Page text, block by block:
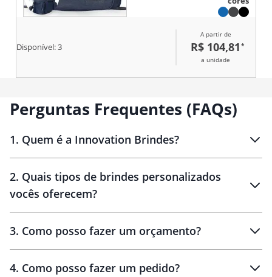
bebidas por mais tempo. Sua
tampa apresenta revestimento
compartimento frontal externo e
mais dois bolsos laterais em tela
alças de mão com suporte de
Disponível:3
A partir de
R$ 104,81 *
a unidade
Perguntas Frequentes (FAQs)
1. Quem é a Innovation Brindes?
Brindes personalizados
2. Quais tipos de brindes personalizados
vocês oferecem?
personalizados
3. Como posso fazer um orçamento?
4. Como posso fazer um pedido?